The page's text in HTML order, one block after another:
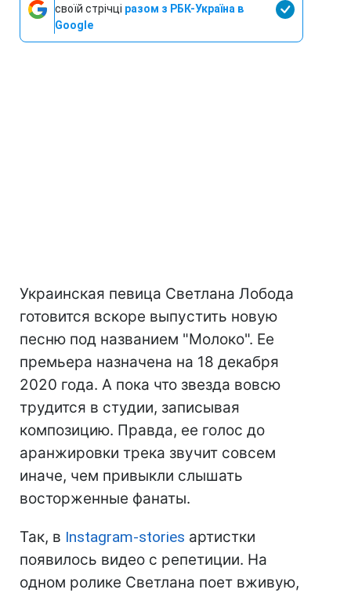
своїй стрічці разом з РБК-Україна в
Google
Украинская певица Светлана Лобода
готовится вскоре выпустить новую
песню под названием "Молоко". Ее
премьера назначена на 18 декабря
2020 года. А пока что звезда вовсю
трудится в студии, записывая
композицию. Правда, ее голос до
аранжировки трека звучит совсем
иначе, чем привыкли слышать
восторженные фанаты.
Так, в Instagram-stories артистки
появилось видео с репетиции. На
одном ролике Светлана поет вживую,